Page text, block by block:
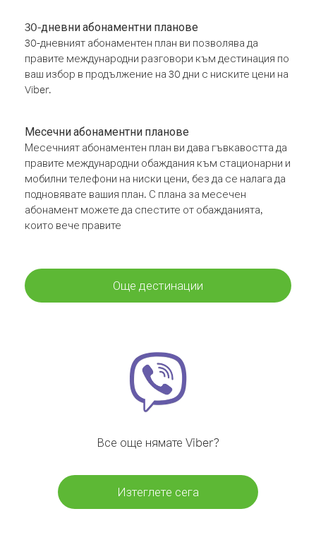
30-дневни абонаментни планове
30-дневният абонаментен план ви позволява да
правите международни разговори към дестинация по
ваш избор в продължение на 30 дни с ниските цени на
Viber.
Месечни абонаментни планове
Месечният абонаментен план ви дава гъвкавостта да
правите международни обаждания към стационарни и
мобилни телефони на ниски цени, без да се налага да
подновявате вашия план. С плана за месечен
абонамент можете да спестите от обажданията,
които вече правите
Още дестинации
Все още нямате Viber?
Изтеглете сега